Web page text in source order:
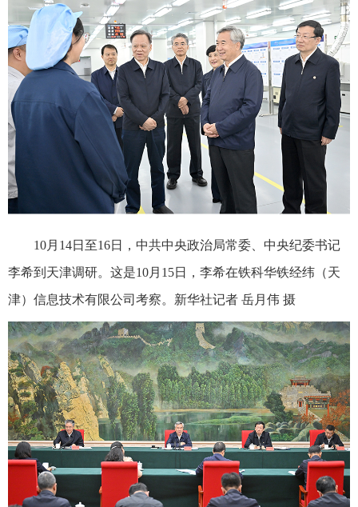
10月14日至16日，中共中央政治局常委、中央纪委书记
李希到天津调研。这是10月15日，李希在铁科华铁经纬（天
津）信息技术有限公司考察。新华社记者 岳月伟 摄